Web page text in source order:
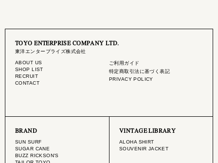
TOYO ENTERPRISE COMPANY LTD.
東洋エンタープライズ株式会社
ABOUT US
SHOP LIST
RECRUIT
CONTACT
ご利用ガイド
特定商取引法に基づく表記
PRIVACY POLICY
BRAND
SUN SURF
SUGAR CANE
BUZZ RICKSON'S
VINTAGE LIBRARY
ALOHA SHIRT
SOUVENIR JACKET